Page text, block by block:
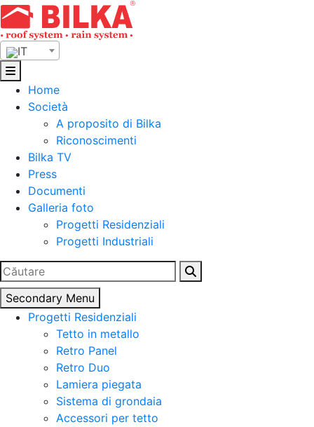
Skip
to
content
IT
Home
Società
A proposito di Bilka
Riconoscimenti
Bilka TV
Press
Documenti
Galleria foto
Progetti Residenziali
Progetti Industriali
Ricerca
per:
Secondary Menu
Progetti Residenziali
Tetto in metallo
Retro Panel
Retro Duo
Lamiera piegata
Sistema di grondaia
Accessori per tetto